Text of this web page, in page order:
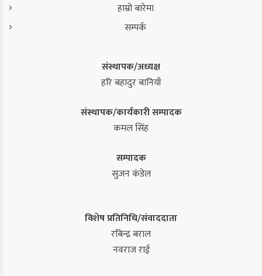
हाम्रो बारेमा
सम्पर्क
संस्थापक/अध्यक्ष
हरि बहादुर बानियाँ
संस्थापक/कार्यकारी सम्पादक
कमल सिंह
सम्पादक
सुजन कंडेल
विशेष प्रतिनिधि/संवाददाता
रबिन्द्र बराल
नवराज राई